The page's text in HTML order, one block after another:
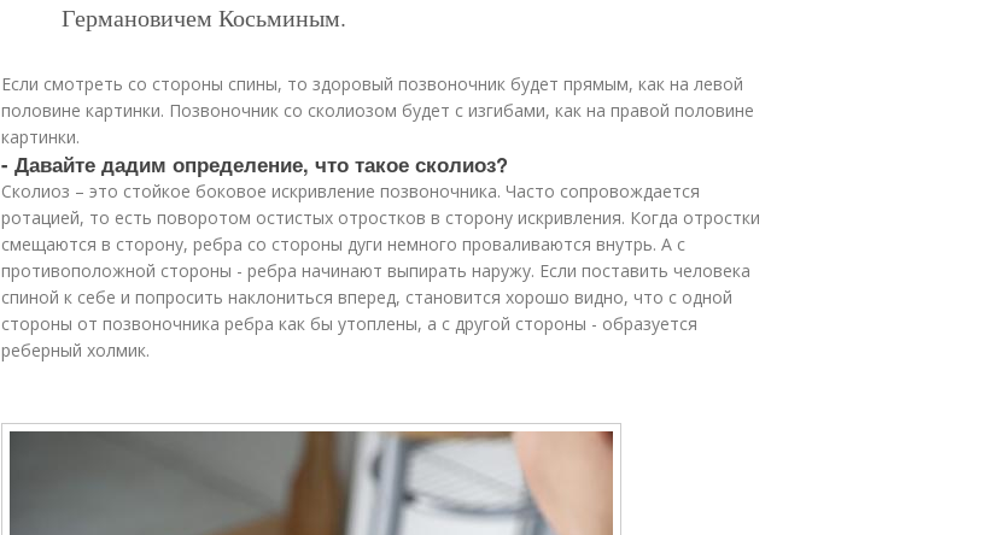
Германовичем Косьминым.
Если смотреть со стороны спины, то здоровый позвоночник будет прямым, как на левой
половине картинки. Позвоночник со сколиозом будет с изгибами, как на правой половине
картинки.
- Давайте дадим определение, что такое сколиоз?
Сколиоз – это стойкое боковое искривление позвоночника. Часто сопровождается
ротацией, то есть поворотом остистых отростков в сторону искривления. Когда отростки
смещаются в сторону, ребра со стороны дуги немного проваливаются внутрь. А с
противоположной стороны - ребра начинают выпирать наружу. Если поставить человека
спиной к себе и попросить наклониться вперед, становится хорошо видно, что с одной
стороны от позвоночника ребра как бы утоплены, а с другой стороны - образуется
реберный холмик.